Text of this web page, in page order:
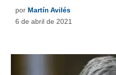
por Martín Avilés
6 de abril de 2021